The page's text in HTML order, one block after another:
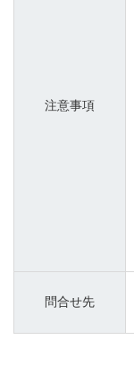
注意事項
問合せ先